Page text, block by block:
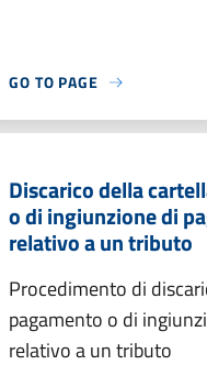
GO TO PAGE
Discarico della
o di ingiunzione di
relativo a un tributo
Procedimento di
pagamento o di
relativo a un tributo